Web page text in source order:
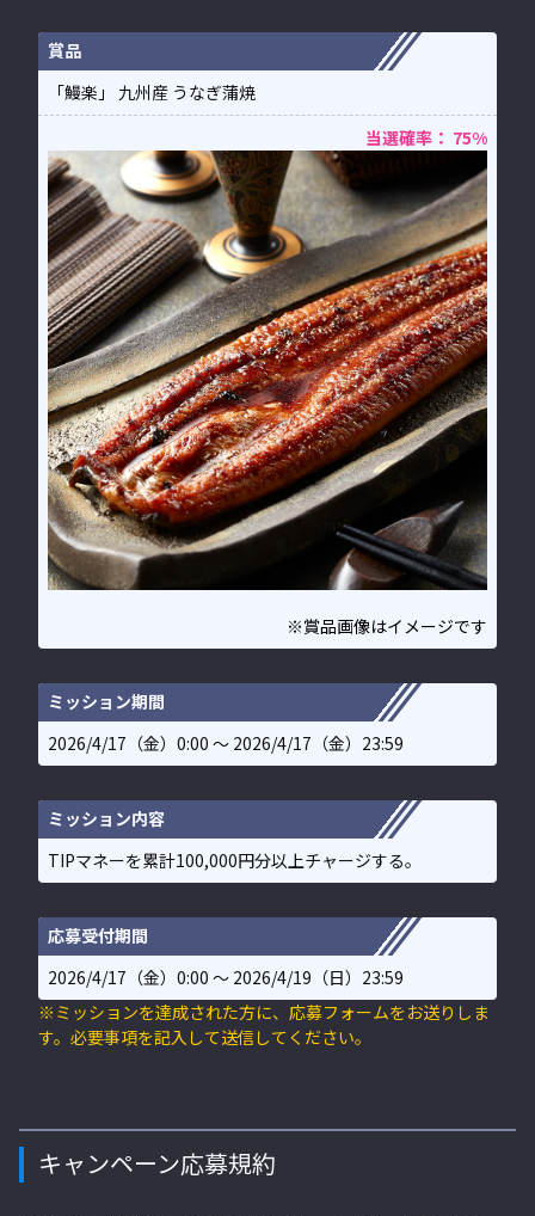
賞品
「鰻楽」 九州産 うなぎ蒲焼
当選確率： 75%
※賞品画像はイメージです
ミッション期間
2026/4/17（金）0:00 〜 2026/4/17（金）23:59
ミッション内容
TIPマネーを累計100,000円分以上チャージする。
応募受付期間
2026/4/17（金）0:00 〜 2026/4/19（日）23:59
※ミッションを達成された方に、応募フォームをお送りしま
す。必要事項を記入して送信してください。
キャンペーン応募規約